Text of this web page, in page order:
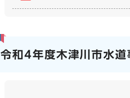
令和4年度木津川市水